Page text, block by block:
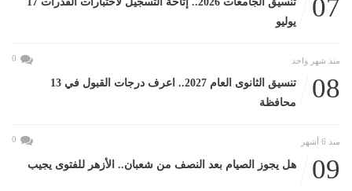
07
يوليو
منذ شهر واحد 0
08
تنسيق الثانوى العام 2027.. اعرف درجات القبول في 13
محافظة
منذ 6 أشهر 0
09 هل يجوز الصيام بعد النصف من شعبان.. الأزهر للفتوى يجيب